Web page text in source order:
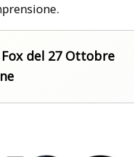
del 27 Ottobre